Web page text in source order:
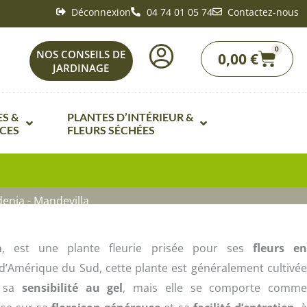
Déconnexion 04 74 01 05 74 Contactez-nous
NOS CONSEILS DE
JARDINAGE
0,00€
0
&
Fleurs de A à Z
fleurs par ambiances de
fleurs vivaces
de A à Z
PLANTES D’INTÉRIEUR &
FLEURS SÉCHÉES
Bonsaï intérieur
Plante d’intérieur fleurie de A à Z
Plantes carnivores
Mini plantes vertes
- Mandevilla
, est une plante fleurie prisée pour ses fleurs en
du Sud, cette plante est généralement cultivée
sensibilité au gel, mais elle se comporte comme